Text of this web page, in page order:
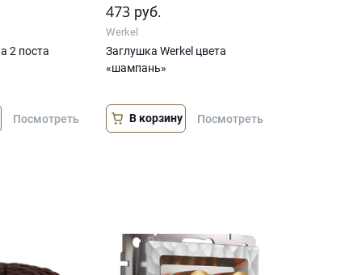
2 поста
Посмотреть
473 руб.
Werkel
Заглушка Werkel цвета
«шампань»
В корзину Посмотреть